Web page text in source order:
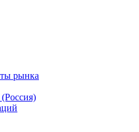
рынка